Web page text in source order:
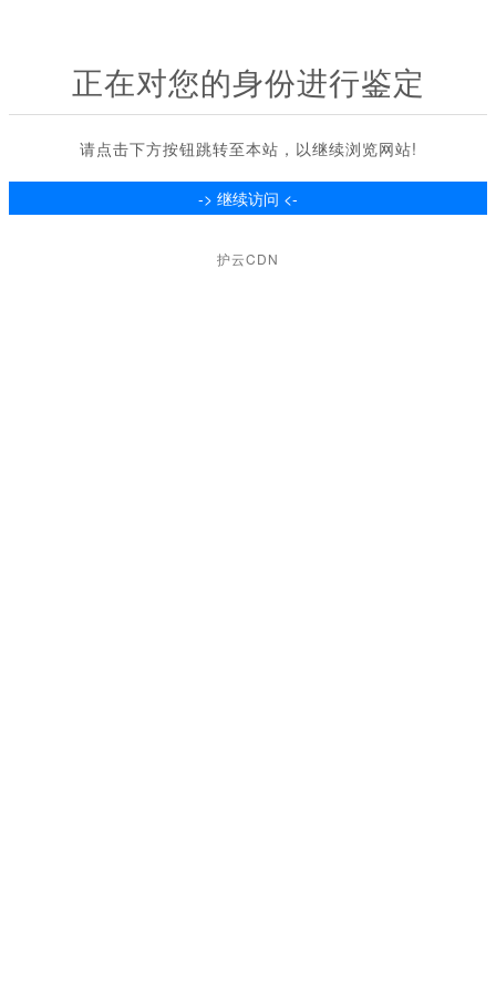
正在对您的身份进行鉴定
请点击下方按钮跳转至本站，以继续浏览网站!
护云CDN